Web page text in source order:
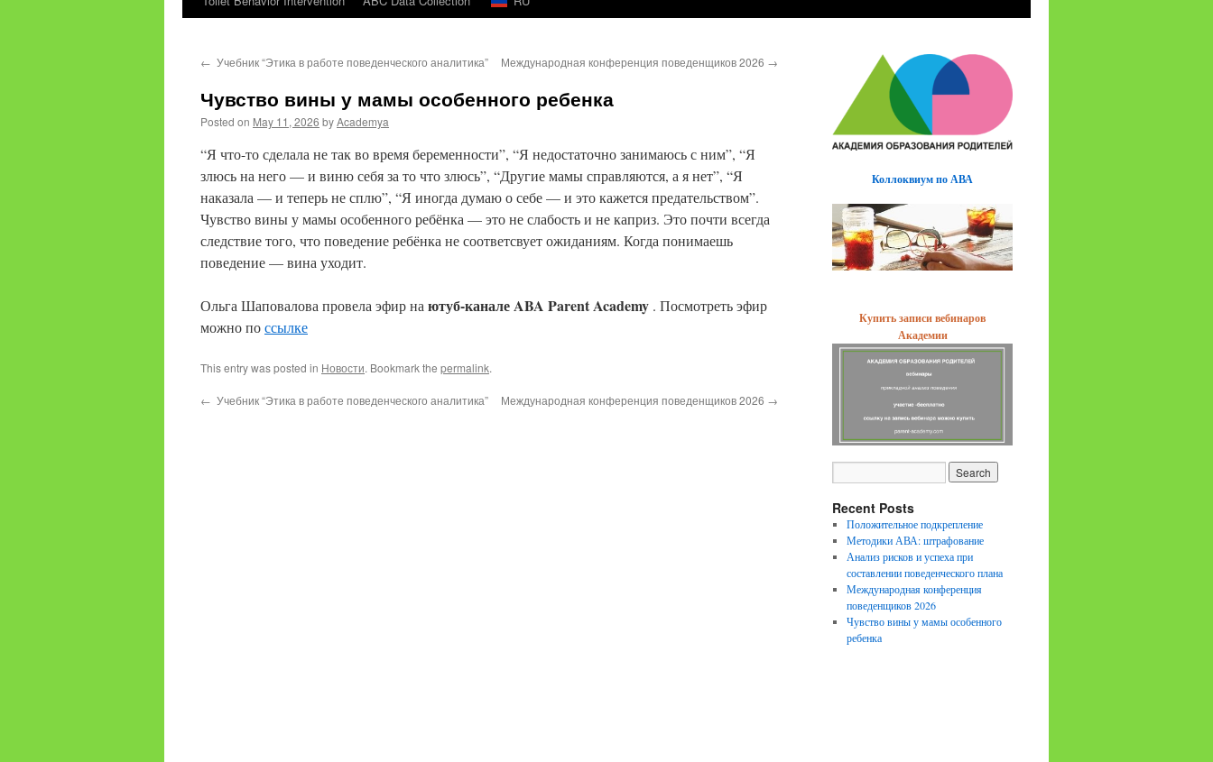
← Учебник “Этика в работе поведенческого аналитика” Международная конференция поведенщиков 2026 →
Чувство вины у мамы особенного ребенка
Posted on May 11, 2026 byAcademya
“Я что-то сделала не так во время беременности”, “Я недостаточно занимаюсь с ним”, “Я
злюсь на него — и виню себя за то что злюсь”, “Другие мамы справляются, а я нет”, “Я
наказала — и теперь не сплю”, “Я иногда думаю о себе — и это кажется предательством”.
Чувство вины у мамы особенного ребёнка — это не слабость и не каприз. Это почти всегда
следствие того, что поведение ребёнка не соответсвует ожиданиям. Когда понимаешь
поведение — вина уходит.
Ольга Шаповалова провела эфир на ютуб-канале ABA Parent Academy . Посмотреть эфир
можно поссылке
This entry was posted in Новости. Bookmark the permalink.
← Учебник “Этика в работе поведенческого аналитика” Международная конференция поведенщиков 2026 →
Коллоквиум по АВА
Купить записи вебинаров
Академии
Recent Posts
Положительное подкрепление
Методики АВА: штрафование
Анализ рисков и успеха при
составлении поведенческого плана
Международная конференция
поведенщиков 2026
Чувство вины у мамы особенного
ребенка